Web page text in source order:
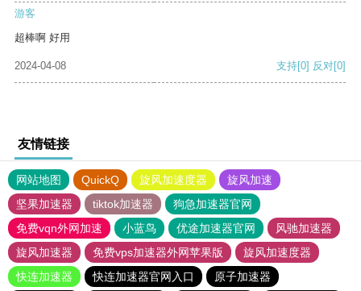
游客
超棒啊 好用
2024-04-08 支持[0] 反对[0]
友情链接
网站地图 QuickQ 旋风加速度器
旋风加速
坚果加速器
tiktok加速器
狗急加速器官网
免费vqn外网加速
小蓝鸟 优途加速器官网
风驰加速器
旋风加速器
免费vps加速器外网苹果版
旋风加速度器
快连加速器
快连加速器官网入口 原子加速器